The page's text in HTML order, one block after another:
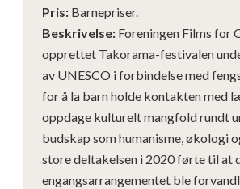
Pris: Barnepriser.
Beskrivelse: Foreningen Films for
opprettet Takorama-festivalen
av UNESCO i forbindelse med
for å la barn holde kontakten med
oppdage kulturelt mangfold rundt
budskap som humanisme, økologi
store deltakelsen i 2020 førte til at
engangsarrangementet ble